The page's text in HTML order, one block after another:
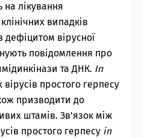
на лікування
випадків
дефіцитом вірусної
повідомлення про
та ДНК. In
простого герпесу
призводити до
штамів. Зв'язок між
простого герпесу in